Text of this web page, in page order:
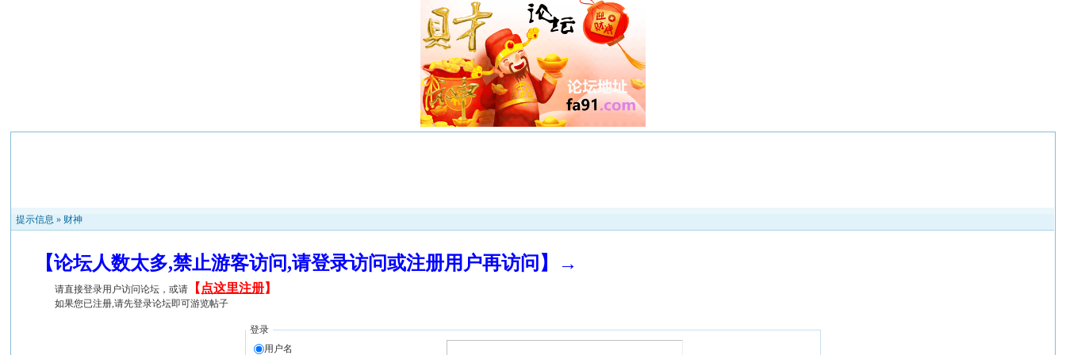
提示信息 » 财神
【论坛人数太多,禁止游客访问,请登录访问或注册用户再访问】→
请直接登录用户访问论坛，或请 【 点这里注册】
如果您已注册,请先登录论坛即可游览帖子
登录
用户名